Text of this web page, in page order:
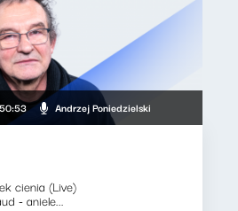
Andrzej Poniedzielski
cienia (Live)
- aniele...